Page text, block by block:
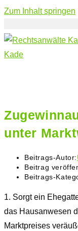
Zum Inhalt springen
unter
Beitrags-Autor:
Beitrag
Beitrags-
1. Sorgt ein
das Hausanwesen
Marktpreises